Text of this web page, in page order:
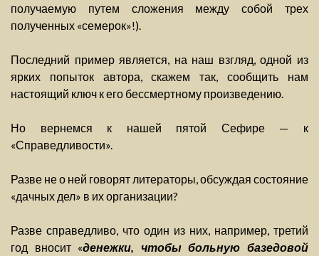
получаемую путем сложения между собой трех
полученных «семерок»!).
Последний пример является, на наш взгляд, одной из
ярких попыток автора, скажем так, сообщить нам
настоящий ключ к его бессмертному произведению.
Но вернемся к нашей пятой Сефире — к
«Справедливости».
Разве не о ней говорят литераторы, обсуждая состояние
«дачных дел» в их организации?
Разве справедливо, что один из них, например, третий
год вносит «денежки, чтобы больную базедовой